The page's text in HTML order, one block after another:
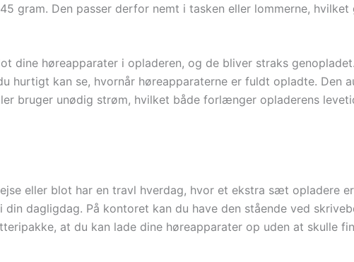
gram. Den passer derfor nemt i tasken eller lommerne,
dine høreapparater i opladeren, og de bliver straks
hurtigt kan se, hvornår høreapparaterne er fuldt opladte. Den
bruger unødig strøm, hvilket både forlænger opladerens
eller blot har en travl hverdag, hvor et ekstra sæt opladere
din dagligdag. På kontoret kan du have den stående ved
at du kan lade dine høreapparater op uden at skulle